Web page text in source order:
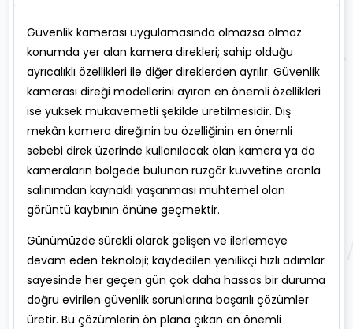
Güvenlik kamerası uygulamasında olmazsa olmaz
konumda yer alan kamera direkleri; sahip olduğu
ayrıcalıklı özellikleri ile diğer direklerden ayrılır. Güvenlik
kamerası direği modellerini ayıran en önemli özellikleri
ise yüksek mukavemetli şekilde üretilmesidir. Dış
mekân kamera direğinin bu özelliğinin en önemli
sebebi direk üzerinde kullanılacak olan kamera ya da
kameraların bölgede bulunan rüzgâr kuvvetine oranla
salınımdan kaynaklı yaşanması muhtemel olan
görüntü kaybının önüne geçmektir.
Günümüzde sürekli olarak gelişen ve ilerlemeye
devam eden teknoloji; kaydedilen yenilikçi hızlı adımlar
sayesinde her geçen gün çok daha hassas bir duruma
doğru evirilen güvenlik sorunlarına başarılı çözümler
üretir. Bu çözümlerin ön plana çıkan en önemli